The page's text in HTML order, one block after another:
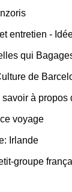
entretien -
qui
de
à propos
voyage
Irlande
groupe